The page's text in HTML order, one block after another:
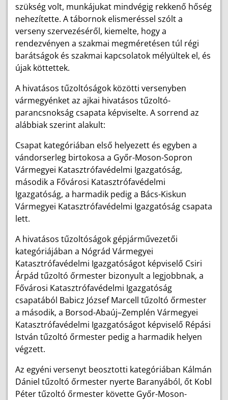
szükség volt, munkájukat mindvégig rekkenő hőség
nehezítette. A tábornok elismeréssel szólt a
verseny szervezéséről, kiemelte, hogy a
rendezvényen a szakmai megméretésen túl régi
barátságok és szakmai kapcsolatok mélyültek el, és
újak köttettek.
A hivatásos tűzoltóságok közötti versenyben
vármegyénket az ajkai hivatásos tűzoltó-
parancsnokság csapata képviselte. A sorrend az
alábbiak szerint alakult:
Csapat kategóriában első helyezett és egyben a
vándorserleg birtokosa a Győr-Moson-Sopron
Vármegyei Katasztrófavédelmi Igazgatóság,
második a Fővárosi Katasztrófavédelmi
Igazgatóság, a harmadik pedig a Bács-Kiskun
Vármegyei Katasztrófavédelmi Igazgatóság csapata
lett.
A hivatásos tűzoltóságok gépjárművezetői
kategóriájában a Nógrád Vármegyei
Katasztrófavédelmi Igazgatóságot képviselő Csiri
Árpád tűzoltó őrmester bizonyult a legjobbnak, a
Fővárosi Katasztrófavédelmi Igazgatóság
csapatából Babicz József Marcell tűzoltó őrmester
a második, a Borsod-Abaúj–Zemplén Vármegyei
Katasztrófavédelmi Igazgatóságot képviselő Répási
István tűzoltó őrmester pedig a harmadik helyen
végzett.
Az egyéni versenyt beosztotti kategóriában Kálmán
Dániel tűzoltó őrmester nyerte Baranyából, őt Kobl
Péter tűzoltó őrmester követte Győr-Moson-